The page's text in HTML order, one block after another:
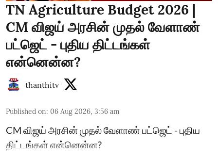
TN Agriculture Budget 2026 |
CM விஜய் அரசின் முதல் வேளாண்
பட்ஜெட் - புதிய திட்டங்கள்
என்னென்ன?
thanthitv
Published on: 06 Aug 2026, 3:56 am
CM விஜய் அரசின் முதல் வேளாண் பட்ஜெட் - புதிய
திட்டங்கள் என்னென்ன?